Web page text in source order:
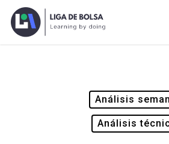
Skip
Análisis
Análisis